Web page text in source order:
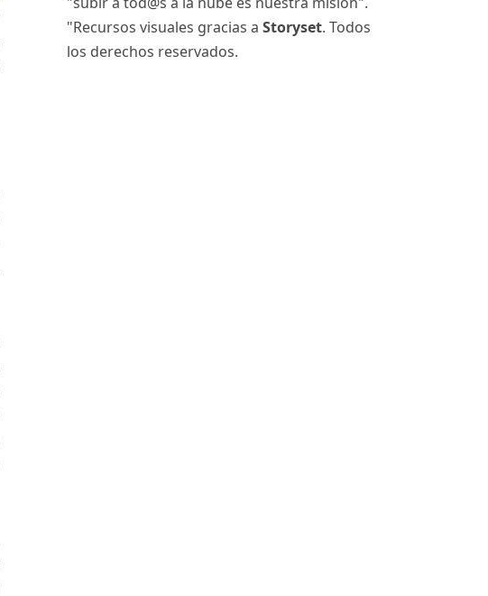
"Recursos visuales gracias a Storyset. Todos
los derechos reservados.